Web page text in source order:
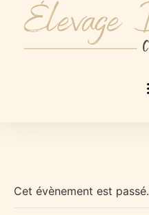
Cet évènement est passé.